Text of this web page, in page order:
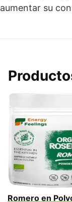
aumentar su
Romero en